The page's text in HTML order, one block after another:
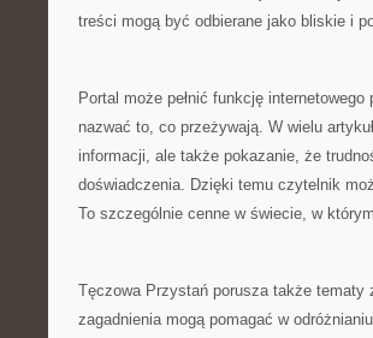
treści mogą być odbierane jako bliskie i
Portal może pełnić funkcję
nazwać to, co przeżywają. W wielu
informacji, ale także pokazanie, że
doświadczenia. Dzięki temu czytelnik
To szczególnie cenne w świecie, w
Tęczowa Przystań porusza także
zagadnienia mogą pomagać w